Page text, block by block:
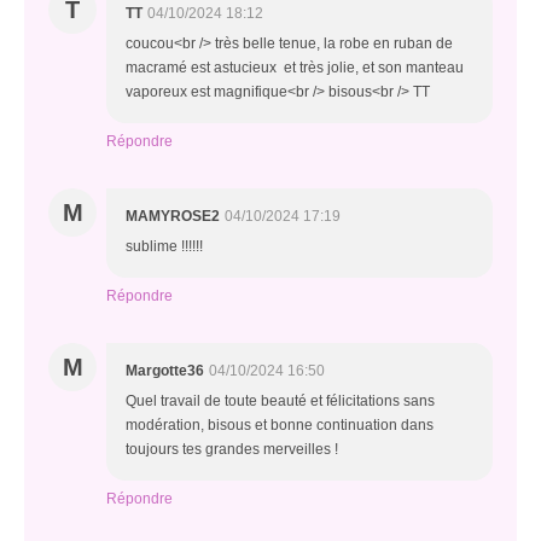
T TT 04/10/2024 18:12
coucou<br /> très belle tenue, la robe en ruban de
macramé est astucieux et très jolie, et son manteau
vaporeux est magnifique<br /> bisous<br /> TT
Répondre
M MAMYROSE2 04/10/2024 17:19
sublime !!!!!!
Répondre
M Margotte36 04/10/2024 16:50
Quel travail de toute beauté et félicitations sans
modération, bisous et bonne continuation dans
toujours tes grandes merveilles !
Répondre